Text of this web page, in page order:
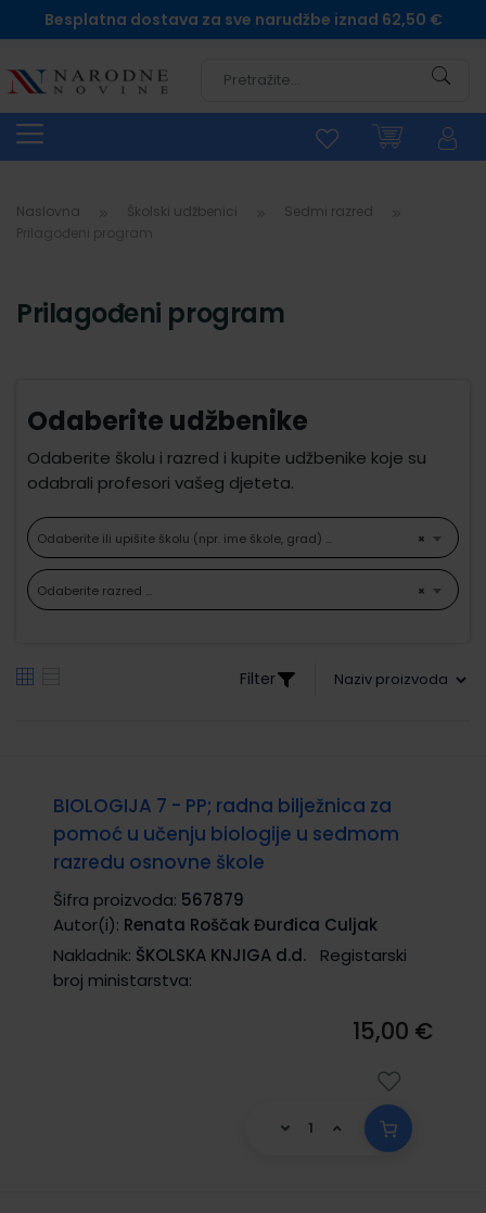
Besplatna dostava za sve narudžbe iznad 62,50 €
Naslovna Školski udžbenici
Sedmi razred
Prilagođeni program
Odaberite udžbenike
Odaberite školu i razred i kupite udžbenike koje su
odabrali profesori vašeg djeteta.
×
Odaberite ili upišite školu (npr. ime škole, grad) ...
×
Odaberite razred ...
Filter
BIOLOGIJA 7 - PP; radna bilježnica za
pomoć u učenju biologije u sedmom
razredu osnovne škole
Šifra proizvoda: 567879
Autor(i): Renata Roščak Đurđica Culjak
Nakladnik: ŠKOLSKA KNJIGA d.d.
Registarski
broj ministarstva:
15,00 €